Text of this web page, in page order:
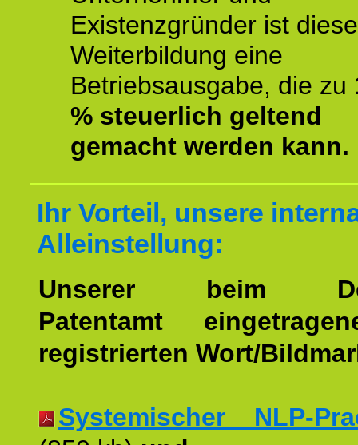
Existenzgründer ist diese
Weiterbildung eine
Betriebsausgabe, die zu
% steuerlich geltend
gemacht werden kann.
Ihr Vorteil, unsere
Alleinstellung:
Unserer beim
Patentamt
registrierten Wort/
Systemischer NLP-